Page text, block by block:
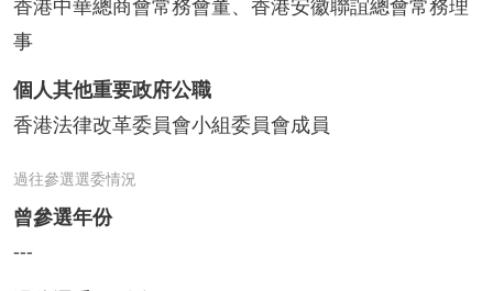
香港中華總商會常務會董、香港安徽聯誼總會常務理
事
個人其他重要政府公職
香港法律改革委員會小組委員會成員
過往參選選委情況
曾參選年份
---